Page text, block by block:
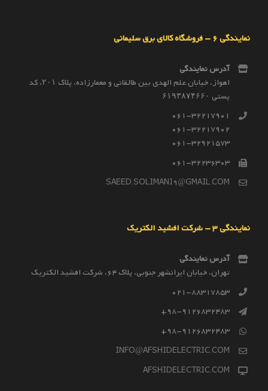
نمایندگی 6 – فروشگاه کالای برق سلیمانی
آدرس نمایندگی
اهواز، خیابان علم الهدی بین طالقانی و معمارزاده، پلاک ۲۰۱، کد
پستی ۶۱۹۳۸۷۴۶۶۰
061-32217901
061-32217902
061-32921573
061-32236303
SAEED.SOLIMANI9@GMAIL.COM
نمایندگی 3 – شرکت افشید الکتریک
آدرس نمایندگی
تهران، خیابان ایرانشهر جنوبی، پلاک 64، شرکت افشید الکتریک
021-88317853
98-9126832483+
98-9126832483+
INFO@AFSHIDELECTRIC.COM
AFSHIDELECTRIC.COM